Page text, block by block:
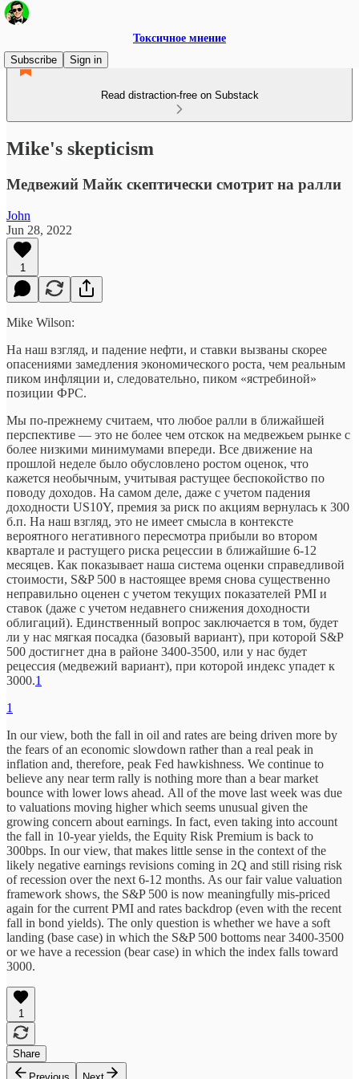
Токсичное мнение
Subscribe
Sign in
Read distraction-free on Substack
Mike's skepticism
Медвежий Майк скептически смотрит на ралли
John
Jun 28, 2022
1
Mike Wilson:
На наш взгляд, и падение нефти, и ставки вызваны скорее
опасениями замедления экономического роста, чем реальным
пиком инфляции и, следовательно, пиком «ястребиной»
позиции ФРС.
Мы по-прежнему считаем, что любое ралли в ближайшей
перспективе — это не более чем отскок на медвежьем рынке с
более низкими минимумами впереди. Все движение на
прошлой неделе было обусловлено ростом оценок, что
кажется необычным, учитывая растущее беспокойство по
поводу доходов. На самом деле, даже с учетом падения
доходности US10Y, премия за риск по акциям вернулась к 300
б.п. На наш взгляд, это не имеет смысла в контексте
вероятного негативного пересмотра прибыли во втором
квартале и растущего риска рецессии в ближайшие 6-12
месяцев. Как показывает наша система оценки справедливой
стоимости, S&P 500 в настоящее время снова существенно
неправильно оценен с учетом текущих показателей PMI и
ставок (даже с учетом недавнего снижения доходности
облигаций). Единственный вопрос заключается в том, будет
ли у нас мягкая посадка (базовый вариант), при которой S&P
500 достигнет дна в районе 3400-3500, или у нас будет
рецессия (медвежий вариант), при которой индекс упадет к
3000.1
1
In our view, both the fall in oil and rates are being driven more by
the fears of an economic slowdown rather than a real peak in
inflation and, therefore, peak Fed hawkishness. We continue to
believe any near term rally is nothing more than a bear market
bounce with lower lows ahead. All of the move last week was due
to valuations moving higher which seems unusual given the
growing concern about earnings. In fact, even taking into account
the fall in 10-year yields, the Equity Risk Premium is back to
300bps. In our view, that makes little sense in the context of the
likely negative earnings revisions coming in 2Q and still rising risk
of recession over the next 6-12 months. As our fair value valuation
framework shows, the S&P 500 is now meaningfully mis-priced
again for the current PMI and rates backdrop (even with the recent
fall in bond yields). The only question is whether we have a soft
landing (base case) in which the S&P 500 bottoms near 3400-3500
or we have a recession (bear case) in which the index falls toward
3000.
1
Share